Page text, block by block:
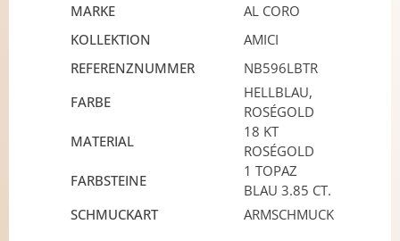
MARKE
AL CORO
KOLLEKTION
AMICI
REFERENZNUMMER
NB596LBTR
FARBE
HELLBLAU,
ROSÉGOLD
MATERIAL
18 KT
ROSÉGOLD
FARBSTEINE
1 TOPAZ
BLAU 3.85 CT.
SCHMUCKART
ARMSCHMUCK